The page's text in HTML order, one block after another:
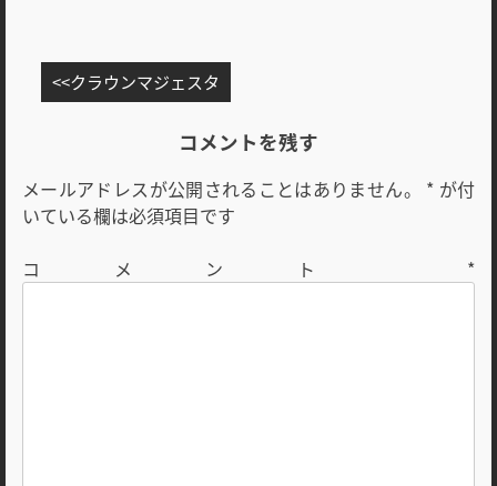
稿
ゲ
ー
ョ
クラウンマジェスタ
コメントを残す
メールアドレスが公開されることはありません。 * が付
いている欄は必須項目です
コメント *